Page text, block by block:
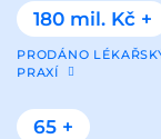
180 mil. Kč +
PRODÁNO
PRAXÍ
65 +